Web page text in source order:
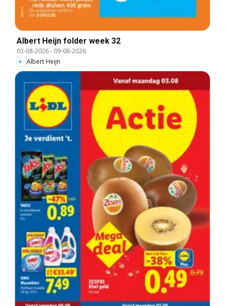
Albert Heijn folder week 32
03-08-2026- 09-08-2026
Albert Heijn